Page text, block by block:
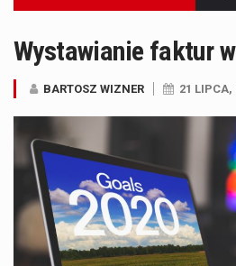
Wystawianie faktur
BARTOSZ WIZNER 21 LIPCA,